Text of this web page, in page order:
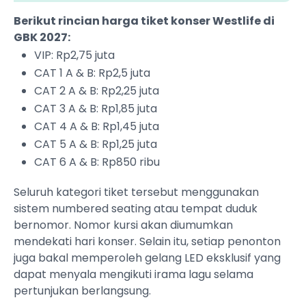
Berikut rincian harga tiket konser Westlife di
GBK 2027:
VIP: Rp2,75 juta
CAT 1 A & B: Rp2,5 juta
CAT 2 A & B: Rp2,25 juta
CAT 3 A & B: Rp1,85 juta
CAT 4 A & B: Rp1,45 juta
CAT 5 A & B: Rp1,25 juta
CAT 6 A & B: Rp850 ribu
Seluruh kategori tiket tersebut menggunakan
sistem numbered seating atau tempat duduk
bernomor. Nomor kursi akan diumumkan
mendekati hari konser. Selain itu, setiap penonton
juga bakal memperoleh gelang LED eksklusif yang
dapat menyala mengikuti irama lagu selama
pertunjukan berlangsung.